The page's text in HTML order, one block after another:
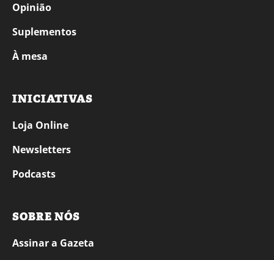
Opinião
Suplementos
À mesa
INICIATIVAS
Loja Online
Newsletters
Podcasts
SOBRE NÓS
Assinar a Gazeta